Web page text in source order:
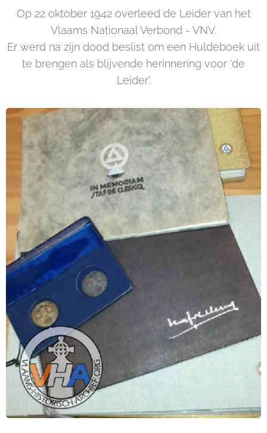
Op 22 oktober 1942 overleed de Leider van het
Vlaams Nationaal Verbond - VNV.
Er werd na zijn dood beslist om een Huldeboek uit
te brengen als blijvende herinnering voor 'de
Leider'.